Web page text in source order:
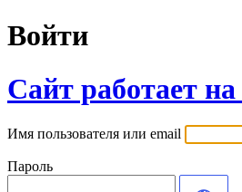
Войти
Сайт работает
Имя пользователя или email
Пароль